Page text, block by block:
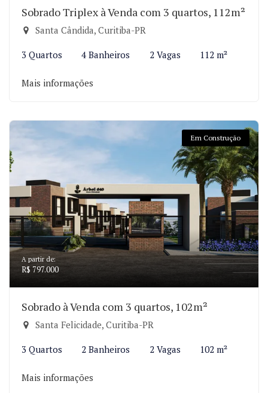
Sobrado Triplex à Venda com 3 quartos, 112m²
Santa Cândida, Curitiba-PR
3 Quartos 4 Banheiros 2 Vagas 112 m²
Mais informações
Em Construção
A partir de:
R$ 797.000
Sobrado à Venda com 3 quartos, 102m²
Santa Felicidade, Curitiba-PR
3 Quartos 2 Banheiros 2 Vagas 102 m²
Mais informações